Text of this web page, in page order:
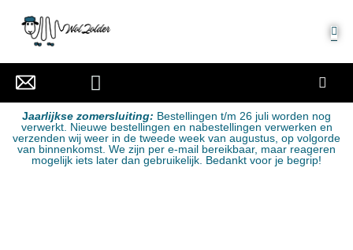
Jaarlijkse zomersluiting: Bestellingen t/m 26 juli worden nog
verwerkt. Nieuwe bestellingen en nabestellingen verwerken en
verzenden wij weer in de tweede week van augustus, op volgorde
van binnenkomst. We zijn per e-mail bereikbaar, maar reageren
mogelijk iets later dan gebruikelijk. Bedankt voor je begrip!